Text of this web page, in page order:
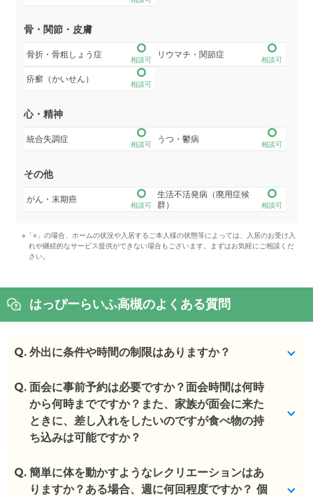
骨・関節・皮膚
骨折・骨粗しょう症
相談可
リウマチ・関節症
相談可
疥癬（かいせん）
相談可
心・精神
統合失調症
相談可
うつ・鬱病
相談可
その他
がん・末期癌
相談可
生活不活発病（廃用症候
群）
相談可
※「○」の場合、ホームの状況や入居するご本人様の状態等によっては、入居のお受け入
れや継続的なサービス提供ができない場合もございます。まずはお気軽にご相談くだ
さい。
はっぴーらいふ高槻のよくある質問
Q. 外出に条件や時間の制限はありますか？
特に条件はありませんが事前に連絡をいただいてお
ります。また9-18、食事・介助の時間をさけていた
だくように伝えております。
Q. 面会に事前予約は必要ですか？面会時間は何時
から何時までですか？また、家族が面会に来た
ときに、差し入れをしたいのですが食べ物の持
ち込みは可能ですか？
特に条件はありませんが事前に連絡をいただいてお
ります。また9-18、食事・介助の時間をさけていた
Q. 簡単に体を動かすようなレクリエーションはあ
りますか？ある場合、週に何回程度ですか？ 個